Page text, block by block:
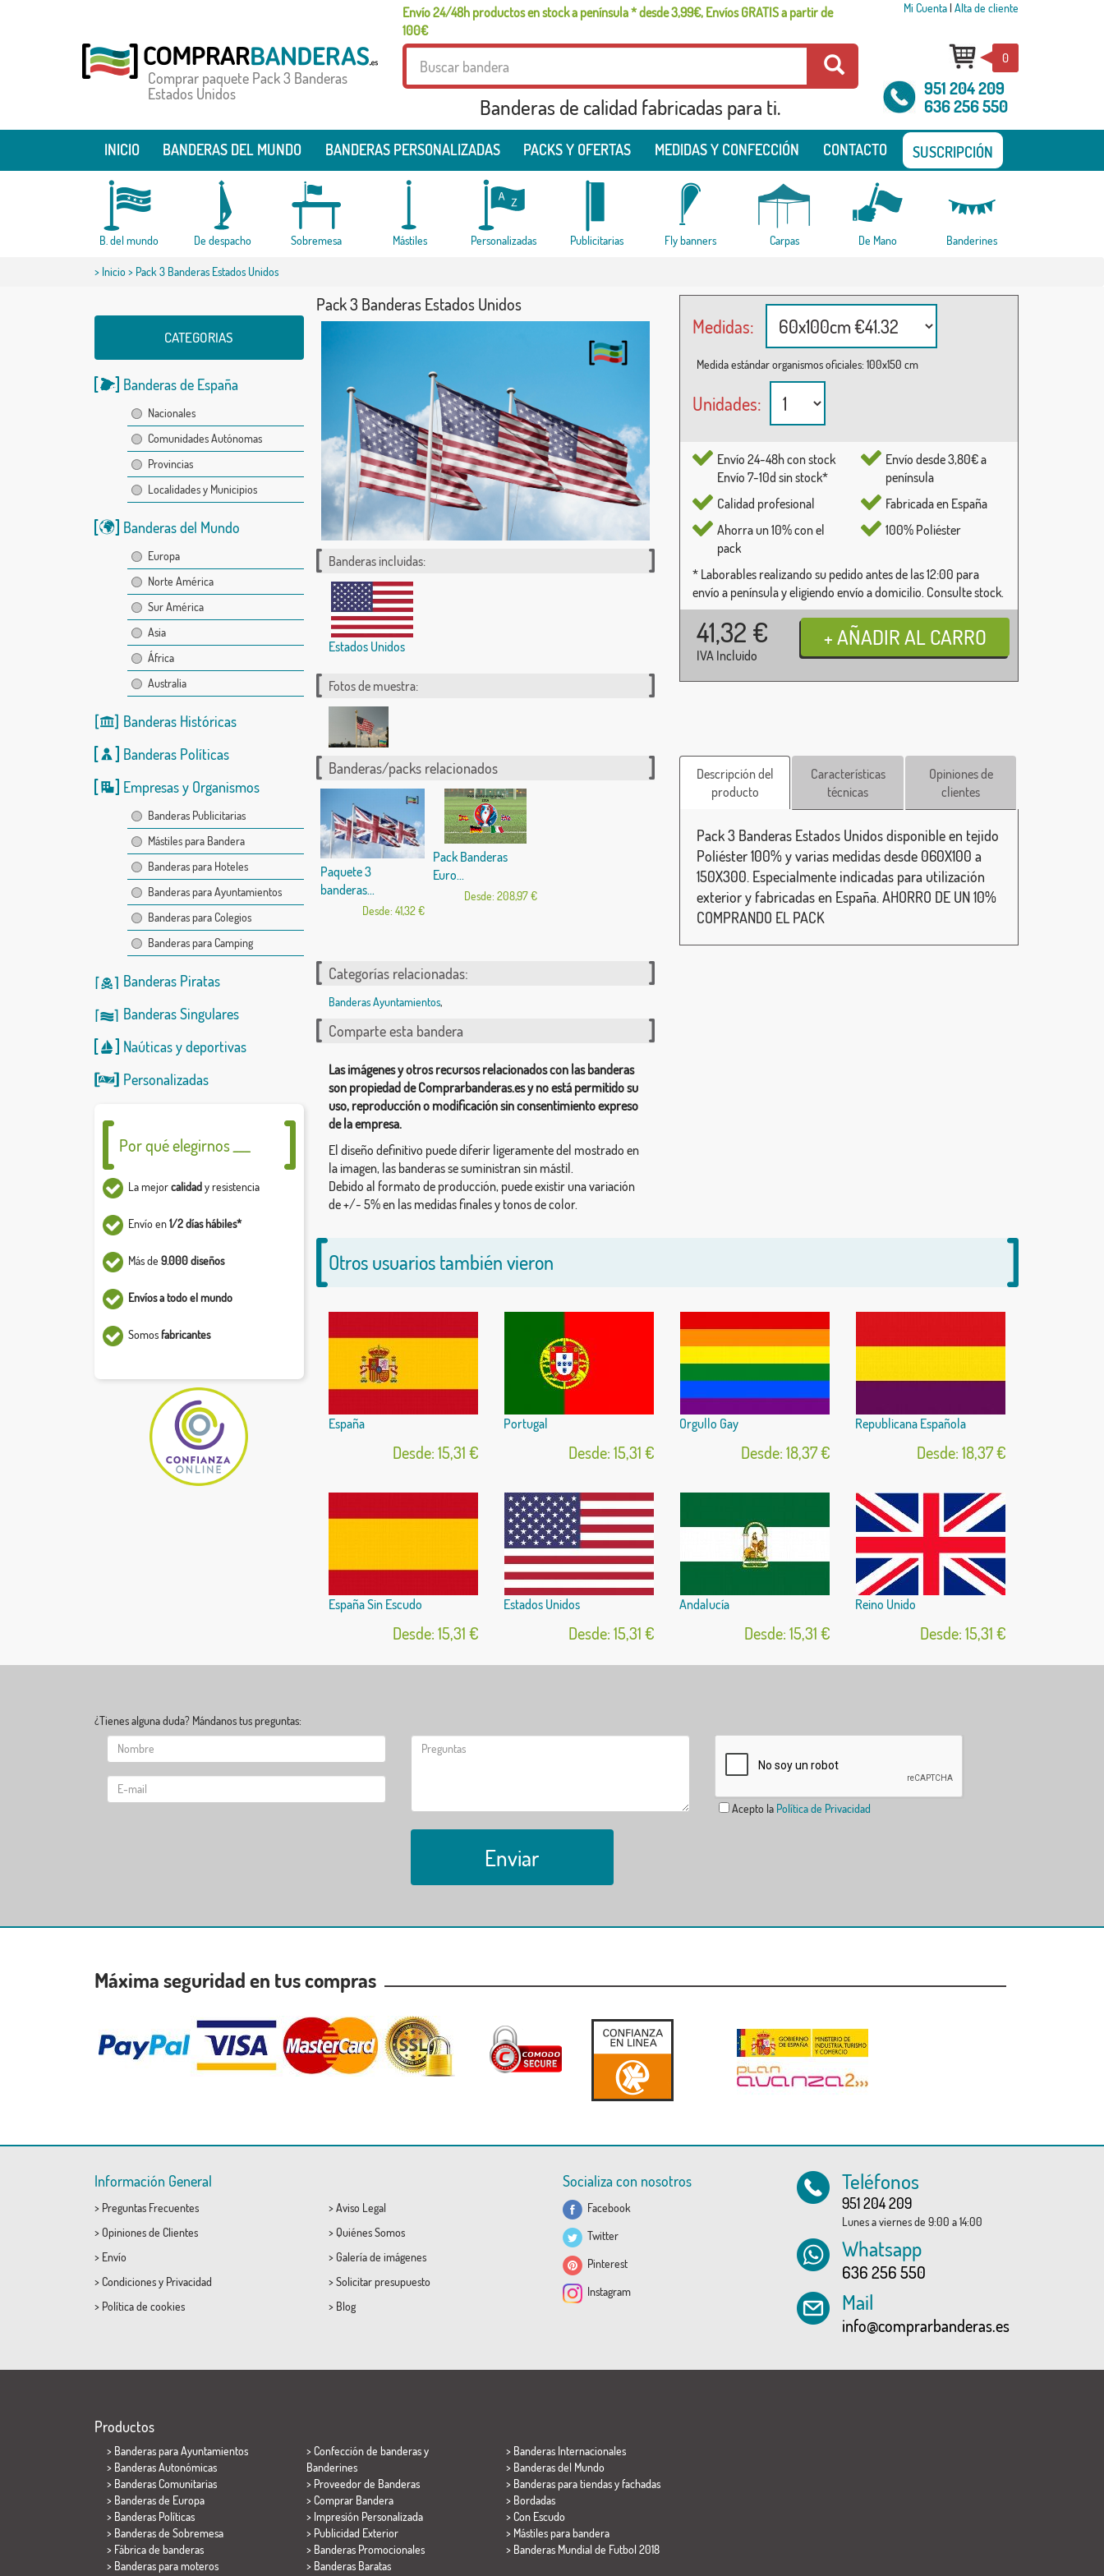
Envío 24/48h productos en stock a península * desde 3,99€, Envíos GRATIS a partir de
100€
Mi Cuenta| Alta de cliente
Comprar paquete Pack 3 Banderas
Estados Unidos
Banderas de calidad fabricadas para ti.
0
951 204 209
636 256 550
INICIO BANDERAS DEL MUNDO BANDERAS PERSONALIZADAS PACKS Y OFERTAS MEDIDAS Y CONFECCIÓN CONTACTO SUSCRIPCIÓN
B. del mundo De despacho Sobremesa Mástiles Personalizadas Publicitarias Fly banners Carpas De Mano Banderines
> Inicio> Pack 3 Banderas Estados Unidos
CATEGORIAS
Banderas de España
Nacionales
Comunidades Autónomas
Provincias
Localidades y Municipios
Banderas del Mundo
Europa
Norte América
Sur América
Asia
África
Australia
Banderas Históricas
Banderas Políticas
Empresas y Organismos
Banderas Publicitarias
Mástiles para Bandera
Banderas para Hoteles
Banderas para Ayuntamientos
Banderas para Colegios
Banderas para Camping
Banderas Piratas
Banderas Singulares
Naúticasydeportivas
Personalizadas
Por qué elegirnos ___
La mejorcalidady resistencia
Envío en1/2 días hábiles*
Más de 9.000 diseños
Envíos a todo el mundo
Somosfabricantes
Pack 3 Banderas Estados Unidos
Banderas incluidas:
Estados Unidos
Fotos de muestra:
Medidas:
Medida estándar organismos oficiales: 100x150 cm
Unidades:
Envío 24-48h con stock
Envío 7-10d sin stock*
Calidad profesional
Ahorra un 10% con el
pack
Envío desde 3,80€ a
península
Fabricada en España
100% Poliéster
* Laborables realizando su pedido antes de las 12:00 para
envío a península y eligiendo envío a domicilio. Consulte stock.
41,32 €
IVA Incluido
Banderas/packs relacionados
Paquete 3
banderas...
Desde: 41,32 €
Pack Banderas
Euro...
Desde: 208,97 €
Categorías relacionadas:
Banderas Ayuntamientos,
Comparte esta bandera
Las imágenes y otros recursos relacionados con las banderas
son propiedad de Comprarbanderas.es y no está permitido su
uso, reproducción o modificación sin consentimiento expreso
de la empresa.
El diseño definitivo puede diferir ligeramente del mostrado en
la imagen, las banderas se suministran sin mástil.
Debido al formato de producción, puede existir una variación
de +/- 5% en las medidas finales y tonos de color.
Descripción del
producto
Características
técnicas
Opiniones de
clientes
Pack 3 Banderas Estados Unidos disponible en tejido
Poliéster 100% y varias medidas desde 060X100 a
150X300. Especialmente indicadas para utilización
exterior y fabricadas en España. AHORRO DE UN 10%
COMPRANDO EL PACK
Otros usuarios también vieron
España
Desde: 15,31 €
Portugal
Desde: 15,31 €
Orgullo Gay
Desde: 18,37 €
Republicana Española
Desde: 18,37 €
España Sin Escudo
Desde: 15,31 €
Estados Unidos
Desde: 15,31 €
Andalucía
Desde: 15,31 €
Reino Unido
Desde: 15,31 €
¿Tienes alguna duda? Mándanos tus preguntas:
Acepto la Política de Privacidad
Enviar
Máxima seguridad en tus compras
Información General
> Preguntas Frecuentes
> Opiniones de Clientes
> Envío
> Condicionesy Privacidad
> Política de cookies
> Aviso Legal
> Quiénes Somos
> Galería de imágenes
> Solicitar presupuesto
> Blog
Socializa con nosotros
Facebook
Twitter
Pinterest
Instagram
Teléfonos
951 204 209
Lunes a viernes de 9:00 a 14:00
Whatsapp
636 256 550
Mail
info@comprarbanderas.es
Productos
> Banderas para Ayuntamientos
> Banderas Autonómicas
> Banderas Comunitarias
> Banderas de Europa
> Banderas Políticas
> Banderas de Sobremesa
> Fábrica de banderas
> Banderas para moteros
> Confección de banderas y
Banderines
> Proveedor de Banderas
> Comprar Bandera
> Impresión Personalizada
> Publicidad Exterior
> Banderas Promocionales
> Banderas Baratas
> Banderas Internacionales
> Banderas del Mundo
> Banderas para tiendas y fachadas
> Bordadas
> Con Escudo
> Mástiles para bandera
> Banderas Mundial de Futbol 2018